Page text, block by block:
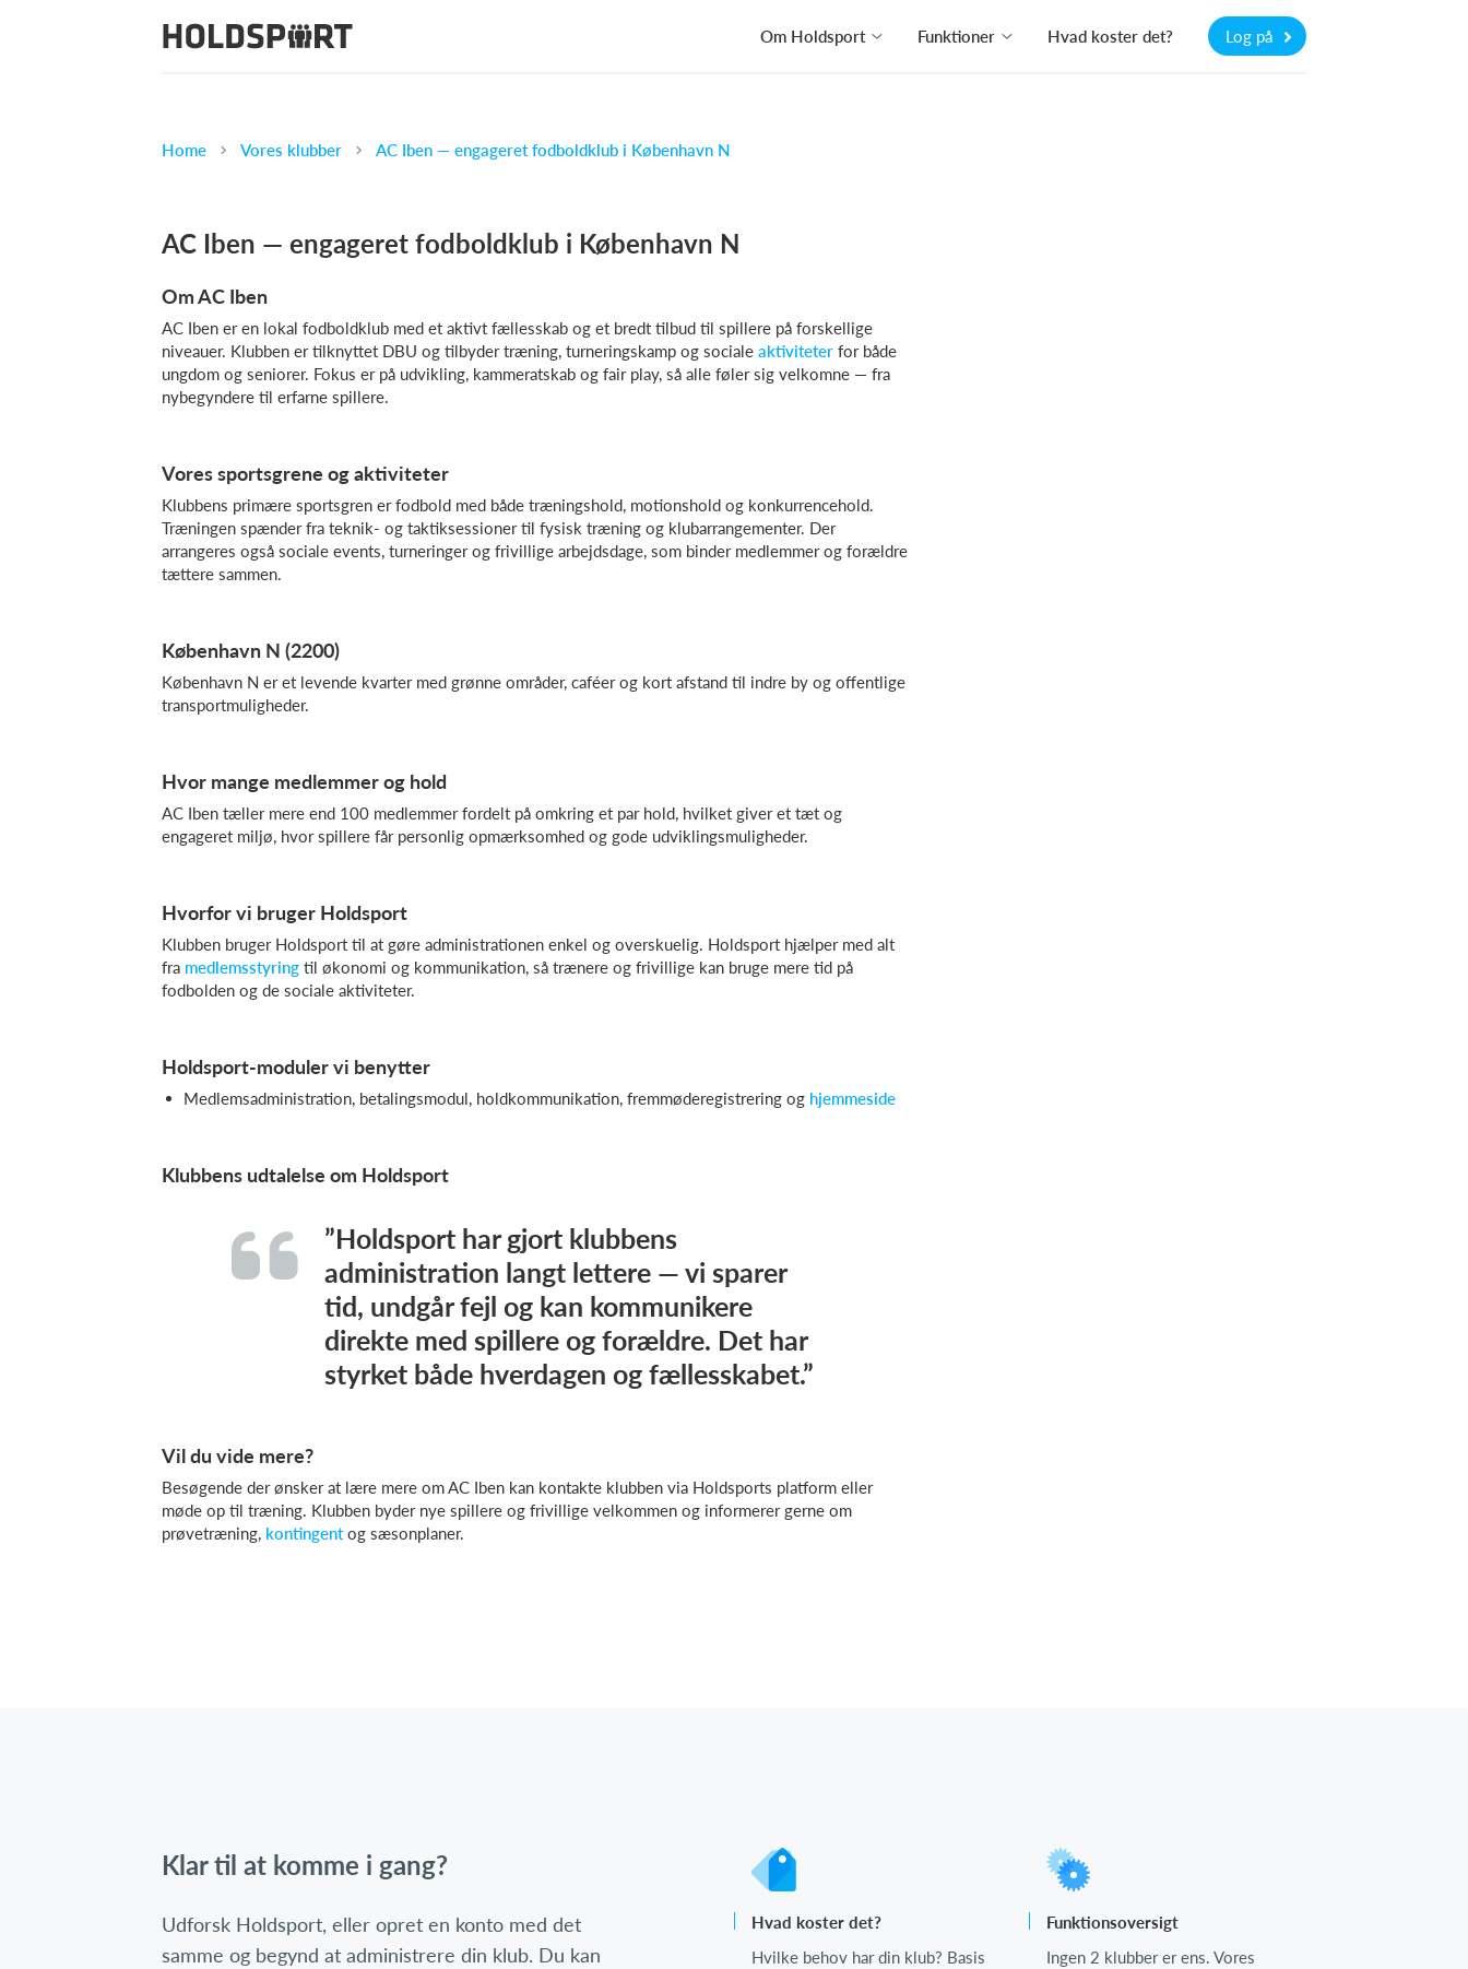
Om Holdsport Funktioner Hvad koster det? Log på
Home Vores klubber AC Iben — engageret fodboldklub i København N
AC Iben — engageret fodboldklub i København N
Om AC Iben
AC Iben er en lokal fodboldklub med et aktivt fællesskab og et bredt tilbud til spillere på forskellige
niveauer. Klubben er tilknyttet DBU og tilbyder træning, turneringskamp og sociale aktiviteter for både
ungdom og seniorer. Fokus er på udvikling, kammeratskab og fair play, så alle føler sig velkomne — fra
nybegyndere til erfarne spillere.
Vores sportsgrene og aktiviteter
Klubbens primære sportsgren er fodbold med både træningshold, motionshold og konkurrencehold.
Træningen spænder fra teknik- og taktiksessioner til fysisk træning og klubarrangementer. Der
arrangeres også sociale events, turneringer og frivillige arbejdsdage, som binder medlemmer og forældre
tættere sammen.
København N (2200)
København N er et levende kvarter med grønne områder, caféer og kort afstand til indre by og offentlige
transportmuligheder.
Hvor mange medlemmer og hold
AC Iben tæller mere end 100 medlemmer fordelt på omkring et par hold, hvilket giver et tæt og
engageret miljø, hvor spillere får personlig opmærksomhed og gode udviklingsmuligheder.
Hvorfor vi bruger Holdsport
Klubben bruger Holdsport til at gøre administrationen enkel og overskuelig. Holdsport hjælper med alt
fra medlemsstyring til økonomi og kommunikation, så trænere og frivillige kan bruge mere tid på
fodbolden og de sociale aktiviteter.
Holdsport-moduler vi benytter
Medlemsadministration, betalingsmodul, holdkommunikation, fremmøderegistrering og hjemmeside
Klubbens udtalelse om Holdsport
”Holdsport har gjort klubbens
administration langt lettere — vi sparer
tid, undgår fejl og kan kommunikere
direkte med spillere og forældre. Det har
styrket både hverdagen og fællesskabet.”
Vil du vide mere?
Besøgende der ønsker at lære mere om AC Iben kan kontakte klubben via Holdsports platform eller
møde op til træning. Klubben byder nye spillere og frivillige velkommen og informerer gerne om
prøvetræning, kontingentog sæsonplaner.
Klar til at komme i gang?
Udforsk Holdsport, eller opret en konto med det
samme og begynd at administrere din klub. Du kan
Hvad koster det?
Hvilke behov har din klub? Basis
Funktionsoversigt
Ingen 2 klubber er ens. Vores